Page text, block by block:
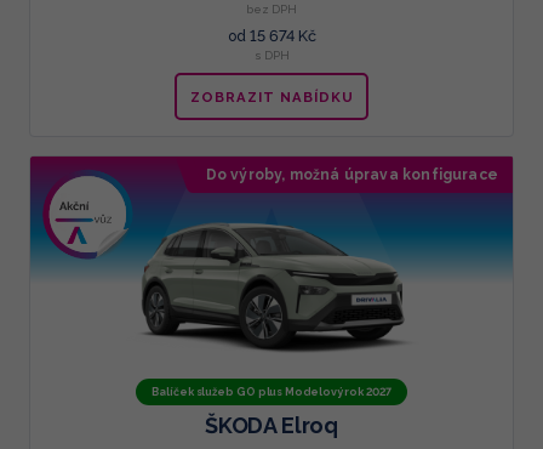
bez DPH
od 15 674 Kč
s DPH
ZOBRAZIT NABÍDKU
Doporučujeme
Do výroby, možná úprava konfigurace
Balíček služeb GO plus Modelový rok 2027
ŠKODA Elroq